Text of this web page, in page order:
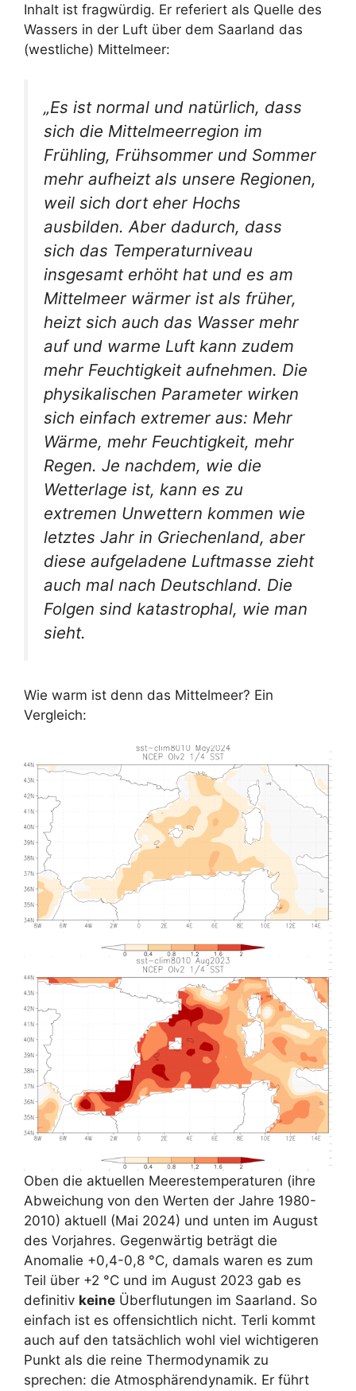
Inhalt ist fragwürdig. Er referiert als Quelle des
Wassers in der Luft über dem Saarland das
(westliche) Mittelmeer:
„Es ist normal und natürlich, dass
sich die Mittelmeerregion im
Frühling, Frühsommer und Sommer
mehr aufheizt als unsere Regionen,
weil sich dort eher Hochs
ausbilden. Aber dadurch, dass
sich das Temperaturniveau
insgesamt erhöht hat und es am
Mittelmeer wärmer ist als früher,
heizt sich auch das Wasser mehr
auf und warme Luft kann zudem
mehr Feuchtigkeit aufnehmen. Die
physikalischen Parameter wirken
sich einfach extremer aus: Mehr
Wärme, mehr Feuchtigkeit, mehr
Regen. Je nachdem, wie die
Wetterlage ist, kann es zu
extremen Unwettern kommen wie
letztes Jahr in Griechenland, aber
diese aufgeladene Luftmasse zieht
auch mal nach Deutschland. Die
Folgen sind katastrophal, wie man
sieht.
Wie warm ist denn das Mittelmeer? Ein
Vergleich:
Oben die aktuellen Meerestemperaturen (ihre
Abweichung von den Werten der Jahre 1980-
2010) aktuell (Mai 2024) und unten im August
des Vorjahres. Gegenwärtig beträgt die
Anomalie +0,4-0,8 °C, damals waren es zum
Teil über +2 °C und im August 2023 gab es
definitiv keine Überflutungen im Saarland. So
einfach ist es offensichtlich nicht. Terli kommt
auch auf den tatsächlich wohl viel wichtigeren
Punkt als die reine Thermodynamik zu
sprechen: die Atmosphärendynamik. Er führt